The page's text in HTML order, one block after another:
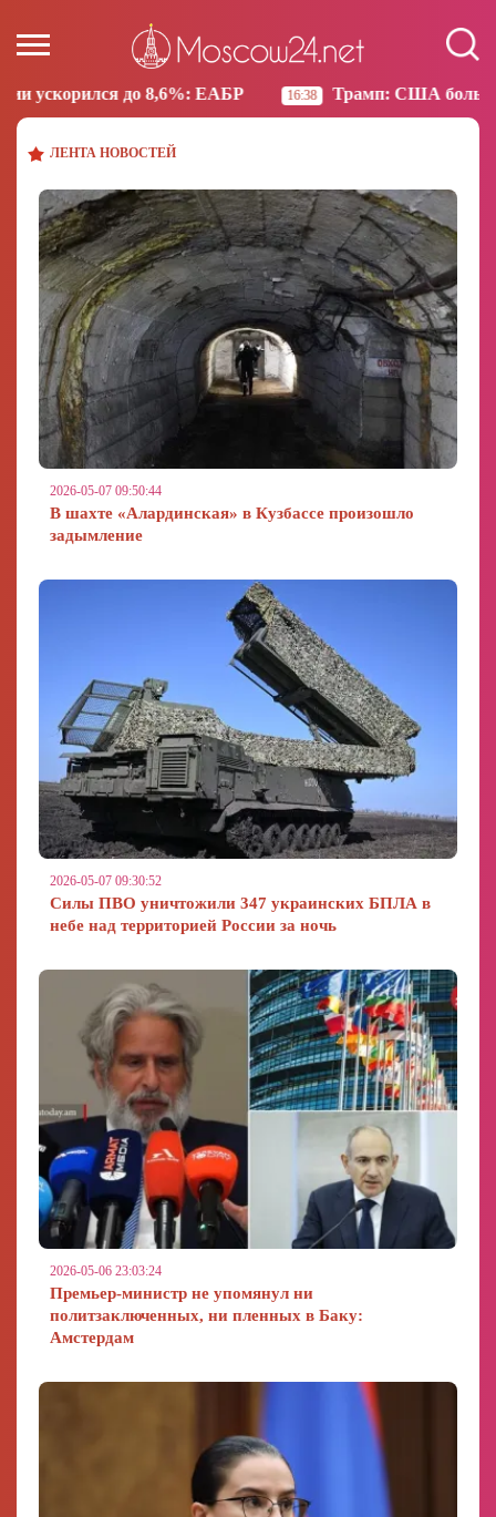
16:38 Трамп: США больше не намерены вести торговлю с
ЛЕНТА НОВОСТЕЙ
2026-05-07 09:50:44
В шахте «Алардинская» в Кузбассе произошло
задымление
2026-05-07 09:30:52
Силы ПВО уничтожили 347 украинских БПЛА в
небе над территорией России за ночь
2026-05-06 23:03:24
Премьер-министр не упомянул ни
политзаключенных, ни пленных в Баку:
Амстердам